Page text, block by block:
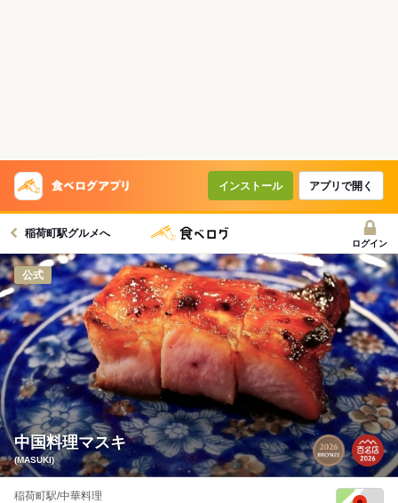
インストール アプリで開く
稲荷町駅グルメへ
ログイン
公式
中国料理マスキ
(MASUKI)
稲荷町駅/中華料理